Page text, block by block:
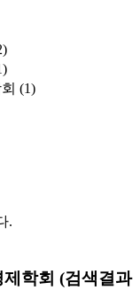
(1)
.
학회 (검색결과